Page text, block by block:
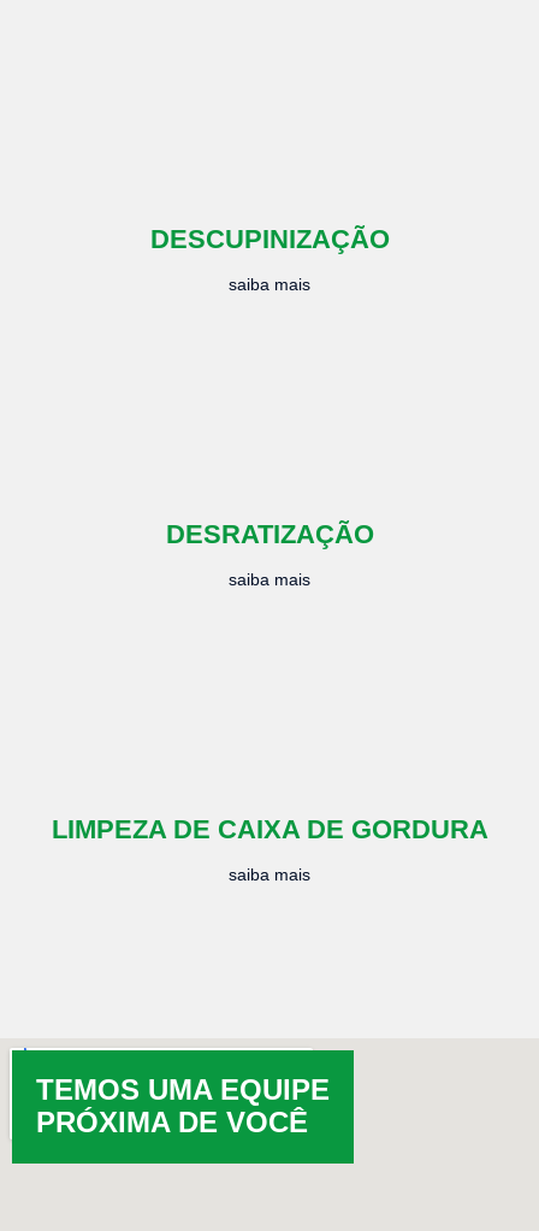
DESCUPINIZAÇÃO
saiba mais
DESRATIZAÇÃO
saiba mais
LIMPEZA DE CAIXA DE GORDURA
saiba mais
TEMOS UMA EQUIPE
PRÓXIMA DE VOCÊ